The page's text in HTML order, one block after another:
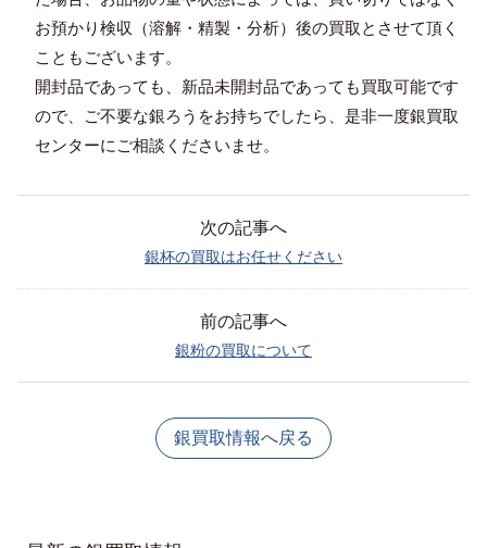
お預かり検収（溶解・精製・分析）後の買取とさせて頂く
こともございます。
開封品であっても、新品未開封品であっても買取可能です
ので、ご不要な銀ろうをお持ちでしたら、是非一度銀買取
センターにご相談くださいませ。
次の記事へ
銀杯の買取はお任せください
前の記事へ
銀粉の買取について
銀買取情報へ戻る